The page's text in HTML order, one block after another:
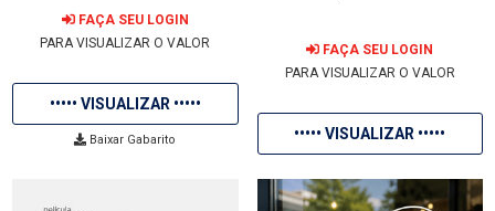
FAÇA SEU LOGIN
PARA VISUALIZAR O VALOR
••••• VISUALIZAR •••••
Baixar Gabarito
FAÇA SEU LOGIN
PARA VISUALIZAR O VALOR
••••• VISUALIZAR •••••